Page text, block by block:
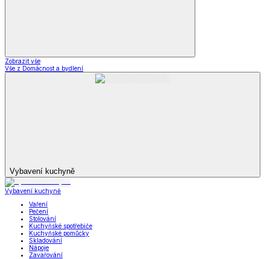
Zobrazit vše
Vše z Domácnost a bydlení
Vybavení kuchyně
Vybavení kuchyně
Vaření
Pečení
Stolování
Kuchyňské spotřebiče
Kuchyňské pomůcky
Skladování
Nápoje
Zavařování